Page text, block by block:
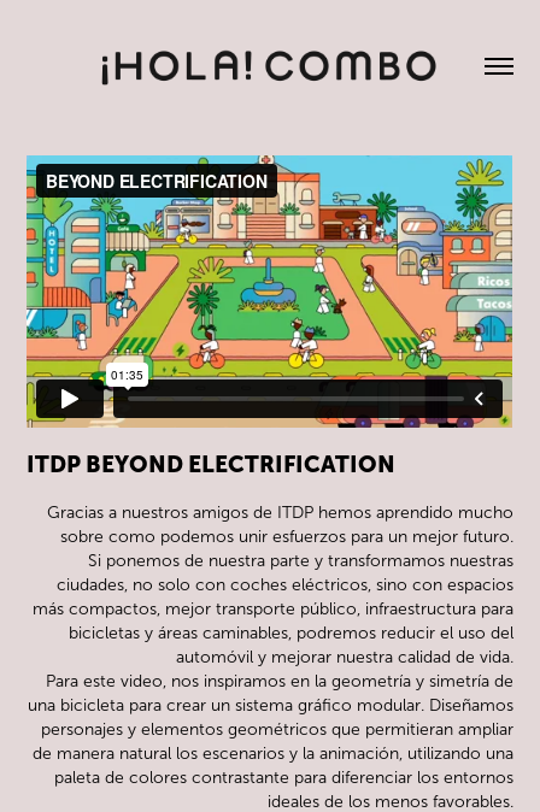
ITDP BEYOND ELECTRIFICATION
Gracias a nuestros amigos de ITDP hemos aprendido mucho
sobre como podemos unir esfuerzos para un mejor futuro.
Si ponemos de nuestra parte y transformamos nuestras
ciudades, no solo con coches eléctricos, sino con espacios
más compactos, mejor transporte público, infraestructura para
bicicletas y áreas caminables, podremos reducir el uso del
automóvil y mejorar nuestra calidad de vida.
Para este video, nos inspiramos en la geometría y simetría de
una bicicleta para crear un sistema gráfico modular. Diseñamos
personajes y elementos geométricos que permitieran ampliar
de manera natural los escenarios y la animación, utilizando una
paleta de colores contrastante para diferenciar los entornos
ideales de los menos favorables.